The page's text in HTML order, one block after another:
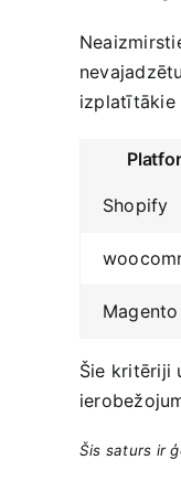
izplatītākie
Shopify
Magento
Šie kritēriji
Šis saturs ir